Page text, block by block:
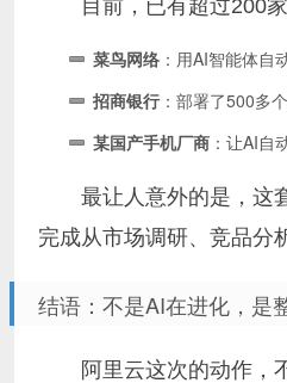
目前，已有超过200
菜鸟网络 ：用AI智能体自
招商银行 ：部署了500多
某国产手机厂商 ：让AI自
最让人意外的是，这
完成从市场调研、竞品分
结语：不是AI在进化，是
阿里云这次的动作，